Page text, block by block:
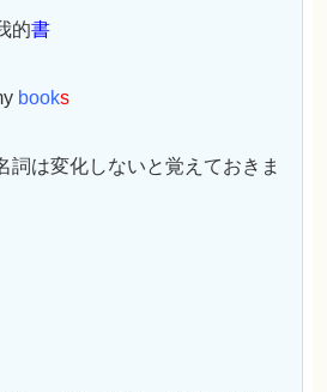
的書
books
詞は変化しないと覚えておきま